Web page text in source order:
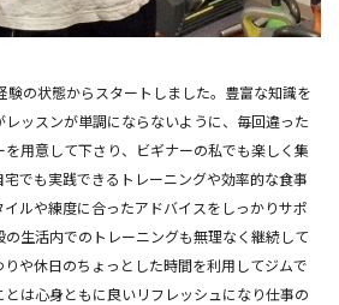
の状態からスタートしました。豊富な知識を
ッスンが単調にならないように、毎回違った
を用意して下さり、ビギナーの私でも楽しく集
でも実践できるトレーニングや効率的な食事
ルや練度に合ったアドバイスをしっかりサポ
生活内でのトレーニングも無理なく継続して
や休日のちょっとした時間を利用してジムで
は心身ともに良いリフレッシュになり仕事の